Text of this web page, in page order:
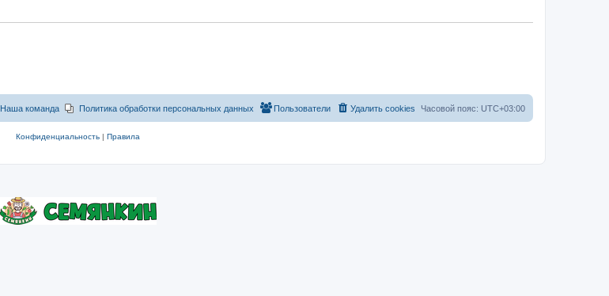
Часовой пояс: UTC+03:00
Удалить cookies
Пользователи
Политика обработки персональных данных
Наша команда
Конфиденциальность| Правила